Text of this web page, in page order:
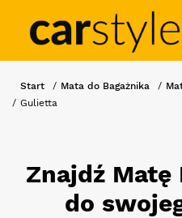
Start Mata do Bagażnika
Gulietta
Znajdź Matę
do